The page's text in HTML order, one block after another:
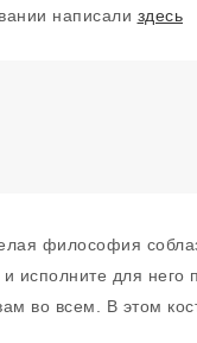
написали здесь
философия
исполните для него
во всем. В этом